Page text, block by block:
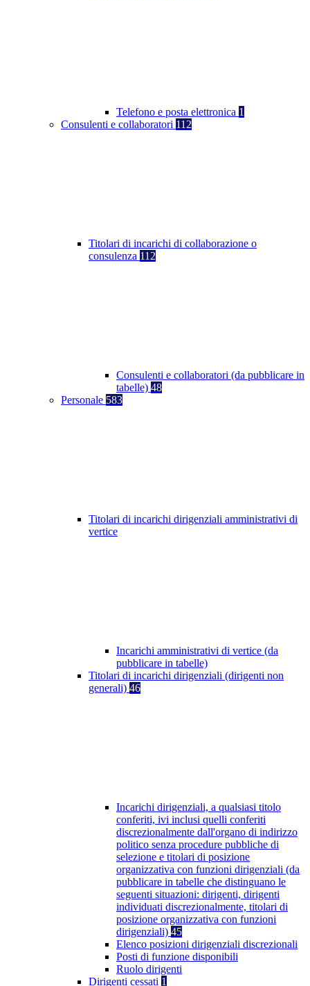
Telefono e posta elettronica 1
Consulenti e collaboratori 112
Titolari di incarichi di collaborazione o
consulenza 112
Consulenti e collaboratori (da pubblicare in
tabelle) 48
Personale 583
Titolari di incarichi dirigenziali amministrativi di
vertice
Incarichi amministrativi di vertice (da
pubblicare in tabelle)
Titolari di incarichi dirigenziali (dirigenti non
generali) 46
Incarichi dirigenziali, a qualsiasi titolo
conferiti, ivi inclusi quelli conferiti
discrezionalmente dall'organo di indirizzo
politico senza procedure pubbliche di
selezione e titolari di posizione
organizzativa con funzioni dirigenziali (da
pubblicare in tabelle che distinguano le
seguenti situazioni: dirigenti, dirigenti
individuati discrezionalmente, titolari di
posizione organizzativa con funzioni
dirigenziali) 45
Elenco posizioni dirigenziali discrezionali
Posti di funzione disponibili
Ruolo dirigenti
Dirigenti cessati 1